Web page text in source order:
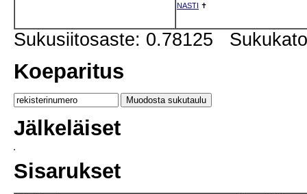
NASTI ✝
Sukusiitosaste: 0.78125
Koeparitus
Jälkeläiset
Sisarukset